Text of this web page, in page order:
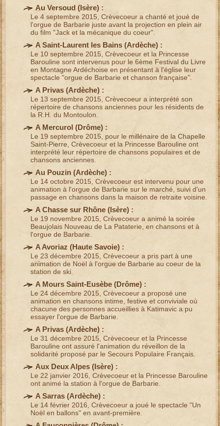
Au Versoud ( Isère) :
Le 4 septembre 2015, Crèvecoeur a chanté et joué de
l'orgue de Barbarie juste avant la projection en plein air
du film "Jack et la mécanique du coeur".
A Saint-Laurent les Bains (Ardèche) :
Le 10 septembre 2015, Crèvecoeur et la Princesse
Barouline sont intervenus pour le 6ème Festival du Livre
en Montagne Ardéchoise en présentant à l'église leur
spectacle "orgue de Barbarie et chanson française".
A Privas (Ardèche) :
Le 13 septembre 2015, Crèvecoeur a interprété son
répertoire de chansons anciennespour les résidents de
la R.H. du Montoulon.
A Mercurol (Drôme) :
Le 19 septembre 2015, pour le millénaire de la Chapelle
Saint-Pierre, Crèvecoeur et la Princesse Barouline ont
interprété leur répertoire de chansons populaires et de
chansons anciennes.
Au Pouzin (Ardèche) :
Le 14 octobre 2015, Crèvecoeur est intervenu pour une
animation à l'orgue de Barbarie sur le marché, suivi d'un
passage en chansons dans la maison de retraite voisine.
A Chasse sur Rhône ( Isère) :
Le 19 novembre 2015, Crèvecoeur a animé la soirée
Beaujolais Nouveau de La Pataterie, en chansons et à
l'orgue de Barbarie.
A Avoriaz (Haute Savoie) :
Le 23 décembre 2015, Crèvecoeur a pris part à une
animation de Noël à l'orgue de Barbarieau coeur de la
station de ski.
A Mours Saint-Eusèbe (Drôme) :
Le 24 décembre 2015, Crèvecoeur a proposé une
animation en chansonsintime, festive et conviviale où
chacune des personnes accueillies à Katimavic a pu
essayer l'orgue de Barbarie.
A Privas (Ardèche) :
Le 31 décembre 2015, Crèvecoeur et la Princesse
Barouline ont assuré l'animation du réveillon de la
solidarité proposé par le Secours Populaire Français.
Aux Deux Alpes ( Isère) :
Le 22 janvier 2016, Crèvecoeur et la Princesse Barouline
ont animé la station à l'orgue de Barbarie.
A Sarras (Ardèche) :
Le 14 février 2016, Crèvecoeur a joué le spectacle "Un
Noël en ballons"en avant-première.